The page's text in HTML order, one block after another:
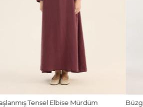
Büzgülü Paraşüt Etek Lacivert